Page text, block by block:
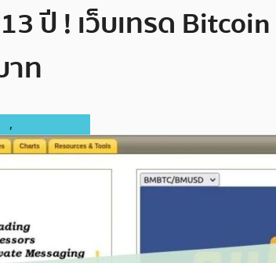
ปี ! เว็บเทรด
าท
,